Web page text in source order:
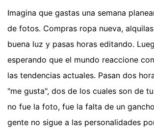
Imagina que gastas una semana
de fotos. Compras ropa nueva,
buena luz y pasas horas editando.
esperando que el mundo reaccione
las tendencias actuales. Pasan dos
"me gusta", dos de los cuales son de
no fue la foto, fue la falta de un
gente no sigue a las personalidades